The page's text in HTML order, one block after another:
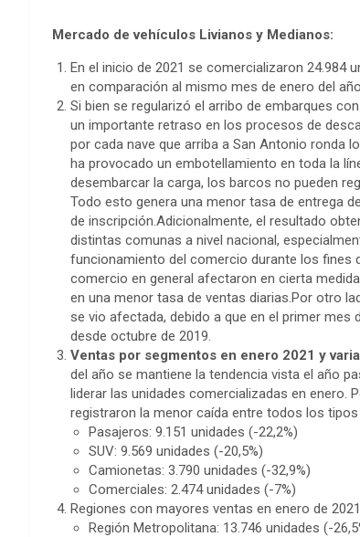
Mercado de vehículos Livianos y Medianos:
En el inicio de 2021 se comercializaron 24.984
en comparación al mismo mes de enero del
Si bien se regularizó el arribo de embarques
un importante retraso en los procesos de
por cada nave que arriba a San Antonio ronda
ha provocado un embotellamiento en toda la
desembarcar la carga, los barcos no pueden
Todo esto genera una menor tasa de entrega
de inscripción.Adicionalmente, el resultado
distintas comunas a nivel nacional,
funcionamiento del comercio durante los fines
comercio en general afectaron en cierta
en una menor tasa de ventas diarias.Por otro
se vio afectada, debido a que en el primer
desde octubre de 2019.
Ventas por segmentos en enero 2021 y
del año se mantiene la tendencia vista el año
liderar las unidades comercializadas en enero.
registraron la menor caída entre todos los tipos
Pasajeros: 9.151 unidades (-22,2%)
SUV: 9.569 unidades (-20,5%)
Camionetas: 3.790 unidades (-32,9%)
Comerciales: 2.474 unidades (-7%)
Regiones con mayores ventas en enero de
Región Metropolitana: 13.746 unidades (-